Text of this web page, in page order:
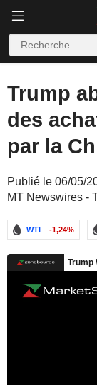
Trump
des
par la
Publié le 06/05/
MT Newswires -
WTI -1,24%